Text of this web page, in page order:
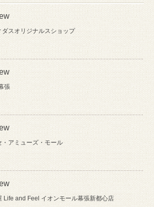
ダスオリジナルスショップ
張
・アミューズ・モール
Life and Feel イオンモール幕張新都心店